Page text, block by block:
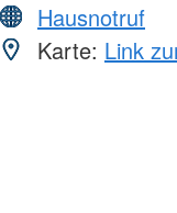
Hausnotruf
Karte: Link